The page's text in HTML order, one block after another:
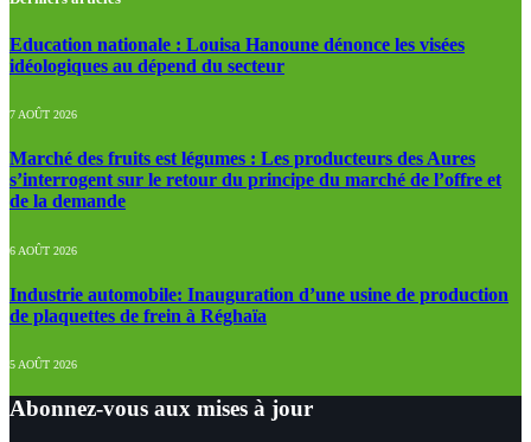
Education nationale : Louisa Hanoune dénonce les visées
idéologiques au dépend du secteur
7 AOÛT 2026
Marché des fruits est légumes : Les producteurs des Aures
s’interrogent sur le retour du principe du marché de l’offre et
de la demande
6 AOÛT 2026
Industrie automobile: Inauguration d’une usine de production
de plaquettes de frein à Réghaïa
5 AOÛT 2026
Abonnez-vous aux mises à jour